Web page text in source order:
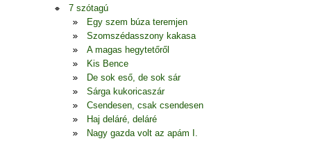
7 szótagú
Egy szem búza teremjen
Szomszédasszony kakasa
A magas hegytetőről
Kis Bence
De sok eső, de sok sár
Sárga kukoricaszár
Csendesen, csak csendesen
Haj deláré, deláré
Nagy gazda volt az apám I.